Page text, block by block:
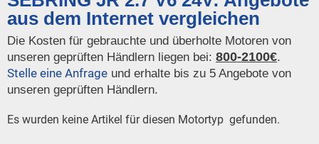
aus dem Internet vergleichen
Die Kosten für gebrauchte und überholte Motoren von
unseren geprüften Händlern liegen bei: 800-2100€.
Stelle eine Anfrage und erhalte bis zu 5 Angebote von
unseren geprüften Händlern.
Es wurden keine Artikel für diesen Motortyp gefunden.